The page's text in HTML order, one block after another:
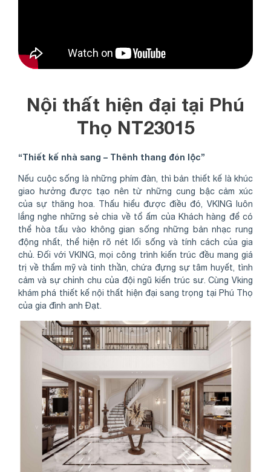
Nội thất hiện đại tại Phú
Thọ NT23015
“Thiết kế nhà sang – Thênh thang đón lộc”
Nếu cuộc sống là những phím đàn, thì bản thiết kế là khúc
giao hưởng được tạo nên từ những cung bậc cảm xúc
của sự thăng hoa. Thấu hiểu được điều đó, VKING luôn
lắng nghe những sẻ chia về tổ ấm của Khách hàng để có
thể hòa tấu vào không gian sống những bản nhạc rung
động nhất, thể hiện rõ nét lối sống và tính cách của gia
chủ. Đối với VKING, mọi công trình kiến trúc đều mang giá
trị về thẩm mỹ và tinh thần, chứa đựng sự tâm huyết, tình
cảm và sự chỉnh chu của đội ngũ kiến trúc sư. Cùng Vking
khám phá thiết kế nội thất hiện đại sang trọng tại Phú Thọ
của gia đình anh Đạt.